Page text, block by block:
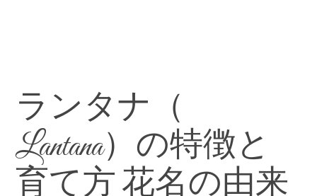
ランタナ（
Lantana）の特徴と
育て方 花名の由来